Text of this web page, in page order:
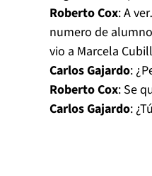
Roberto Cox: A
numero de
vio a Marcela
Carlos Gajardo:
Roberto Cox: Se
Carlos Gajardo: